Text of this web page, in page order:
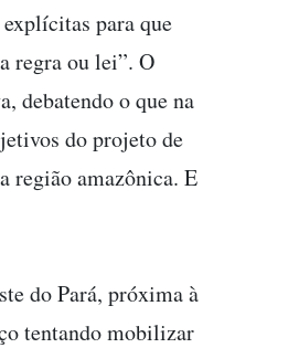
para que
regra ou lei”. O
debatendo o que na
do projeto de
região amazônica. E
do Pará, próxima à
tentando mobilizar